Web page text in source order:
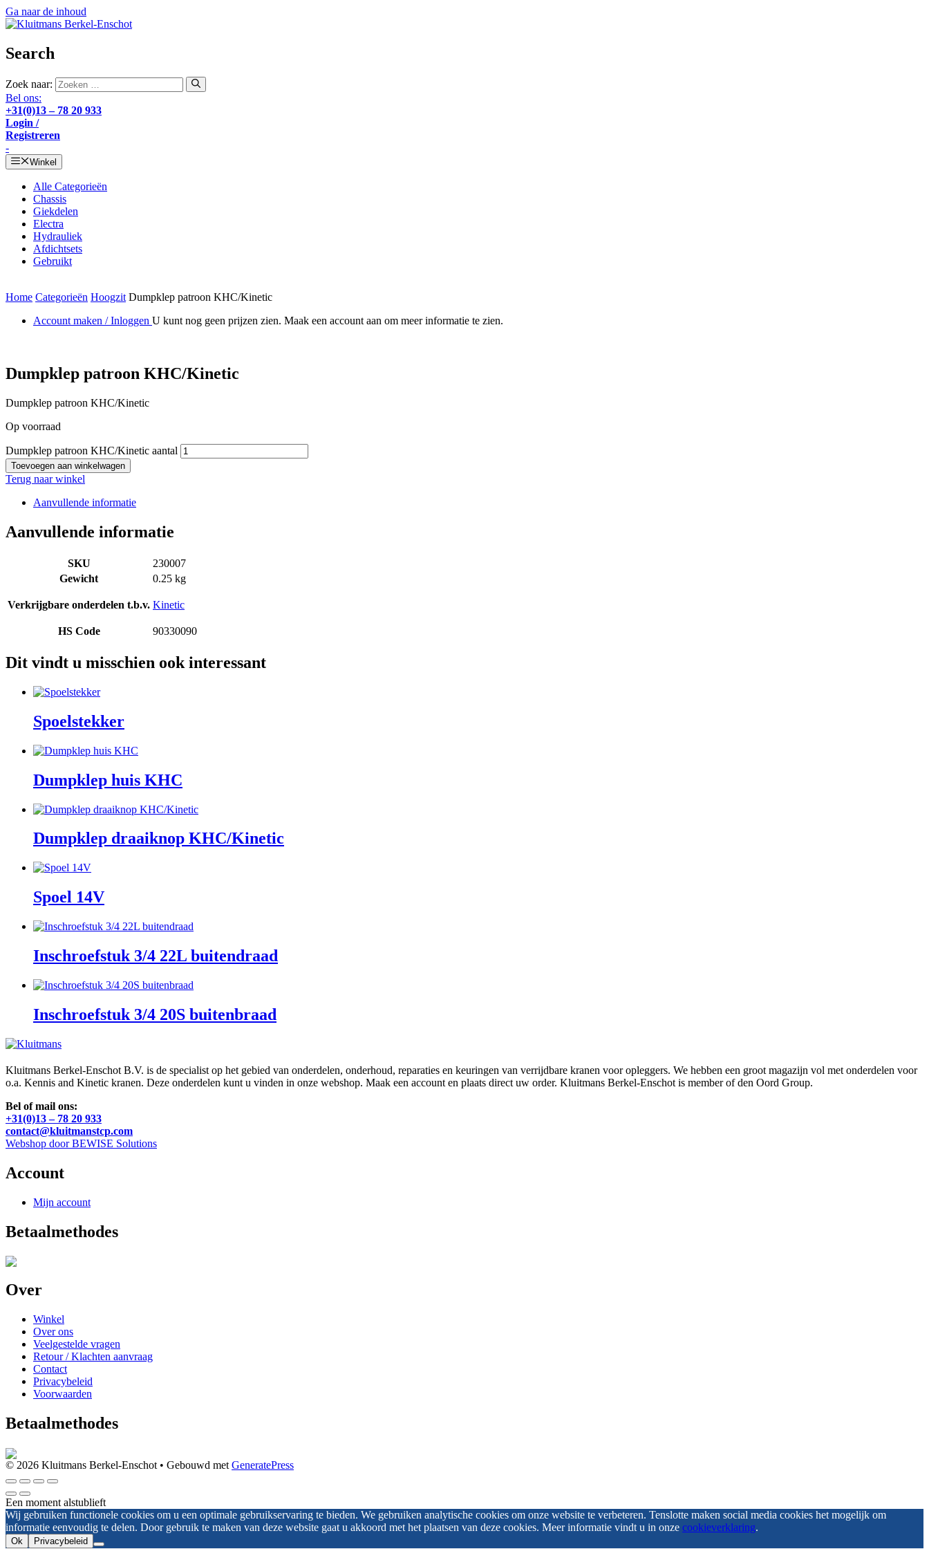
Ga naar de inhoud
Search
Zoek naar:
Bel ons:
+31(0)13 – 78 20 933
Login /
Registreren
-
Winkel
Alle Categorieën
Chassis
Giekdelen
Electra
Hydrauliek
Afdichtsets
Gebruikt
Home Categorieën Hoogzit Dumpklep patroon KHC/Kinetic
Account maken / Inloggen U kunt nog geen prijzen zien. Maak een account aan om meer informatie te zien.
Dumpklep patroon KHC/Kinetic
Dumpklep patroon KHC/Kinetic
Op voorraad
Dumpklep patroon KHC/Kinetic aantal
Toevoegen aan winkelwagen
Terug naar winkel
Aanvullende informatie
Aanvullende informatie
SKU
230007
Gewicht
0.25 kg
Verkrijgbare onderdelen t.b.v. Kinetic
HS Code 90330090
Dit vindt u misschien ook interessant
Spoelstekker
Dumpklep huis KHC
Dumpklep draaiknop KHC/Kinetic
Spoel 14V
Inschroefstuk 3/4 22L buitendraad
Inschroefstuk 3/4 20S buitenbraad
Kluitmans Berkel-Enschot B.V. is de specialist op het gebied van onderdelen, onderhoud, reparaties en keuringen van verrijdbare kranen voor opleggers. We hebben een groot magazijn vol met onderdelen voor
o.a. Kennis and Kinetic kranen. Deze onderdelen kunt u vinden in onze webshop. Maak een account en plaats direct uw order. Kluitmans Berkel-Enschot is member of den Oord Group.
Bel of mail ons:
+31(0)13 – 78 20 933
contact@kluitmanstcp.com
Webshop door BEWISE Solutions
Account
Mijn account
Betaalmethodes
Over
Winkel
Over ons
Veelgestelde vragen
Retour / Klachten aanvraag
Contact
Privacybeleid
Voorwaarden
Betaalmethodes
© 2026 Kluitmans Berkel-Enschot • Gebouwd met GeneratePress
Een moment alstublieft
Wij gebruiken functionele cookies om u een optimale gebruikservaring te bieden. We gebruiken analytische cookies om onze website te verbeteren. Tenslotte maken social media cookies het mogelijk om
informatie eenvoudig te delen. Door gebruik te maken van deze website gaat u akkoord met het plaatsen van deze cookies. Meer informatie vindt u in onze cookieverklaring.
Ok Privacybeleid